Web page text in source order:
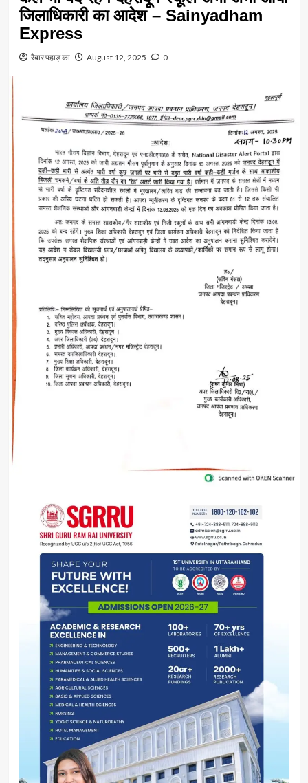
जिलाधिकारी का आदेश – Sainyadham
Express
रैबार पहाड़ का August 12, 2025 0